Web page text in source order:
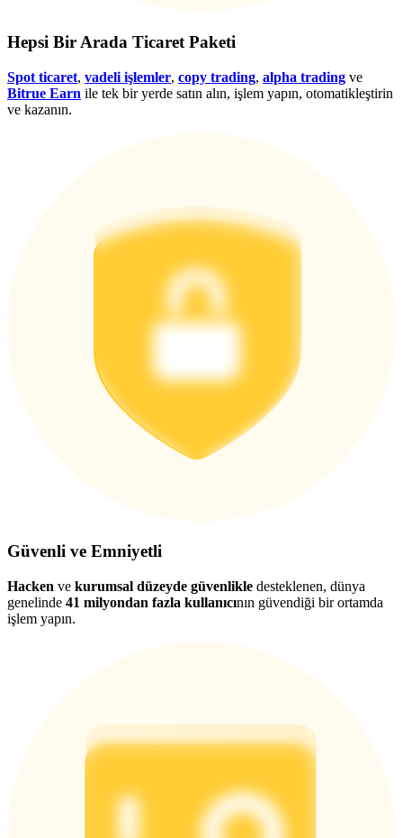
Giriş yapÜye ol
Hepsi Bir Arada Ticaret Paketi
Spot ticaret, vadeli işlemler, copy trading, alpha trading ve
Bitrue Earn ile tek bir yerde satın alın, işlem yapın, otomatikleştirin
ve kazanın.
Güvenli ve Emniyetli
Hacken ve kurumsal düzeyde güvenlikle desteklenen, dünya
genelinde 41 milyondan fazla kullanıcının güvendiği bir ortamda
işlem yapın.